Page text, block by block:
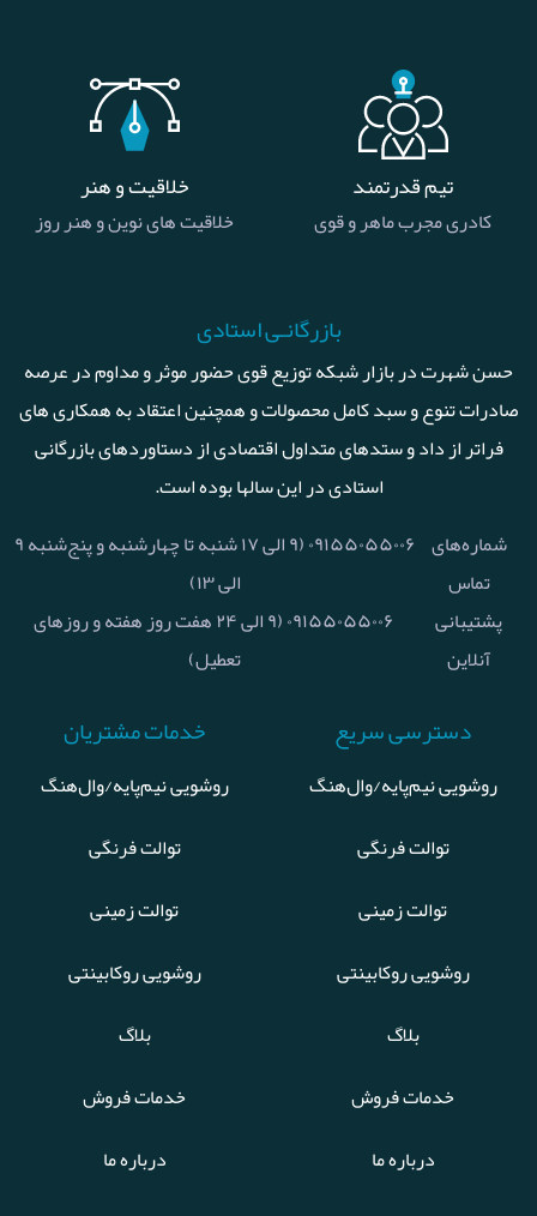
تیم قدرتمند
کادری مجرب ماهر و قوی
خلاقیت و هنر
خلاقیت های نوین و هنر روز
بازرگانـی استادی
حسن شهرت در بازار شبکه توزیع قوی حضور موثر و مداوم در عرصه
صادرات تنوع و سبد کامل محصولات و همچنین اعتقاد به همکاری های
فراتر از داد و ستدهای متداول اقتصادی از دستاوردهای بازرگانی
استادی در این سالها بوده است.
شماره‌های
تماس
۰۹۱۵۵۰۵۵۰۰۶ (۹ الی ۱۷ شنبه تا چهارشنبه و پنج‌شنبه ۹
الی ۱۳)
پشتیبانی
آنلاین
۰۹۱۵۵۰۵۵۰۰۶ (۹ الی ۲۴ هفت روز هفته و روزهای
تعطیل)
دسترسی سریع
روشویی نیم‌پایه/وال‌هنگ
توالت فرنگی
توالت زمینی
روشویی روکابینتی
بلاگ
خدمات فروش
درباره ما
خدمات مشتریان
روشویی نیم‌پایه/وال‌هنگ
توالت فرنگی
توالت زمینی
روشویی روکابینتی
بلاگ
خدمات فروش
درباره ما